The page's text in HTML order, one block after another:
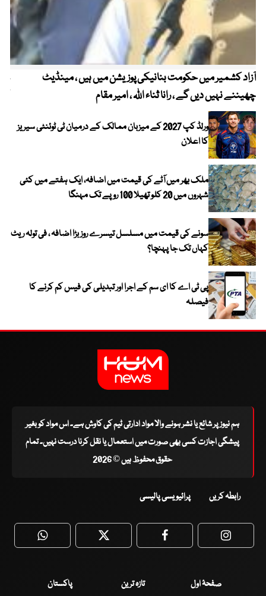
آزاد کشمیر میں حکومت بنانیکی پوزیشن میں ہیں ، مینڈیٹ
چھیننے نہیں دیں گے ، رانا ثناء اللہ ، امیر مقام
ورلڈ کپ 2027 کے میزبان ممالک کے درمیان ٹی ٹوئنٹی سیریز
کا اعلان
ملک بھر میں آٹے کی قیمت میں اضافہ، ایک ہفتے میں کئی
شہروں میں 20 کلو تھیلا 100 روپے تک مہنگا
سونے کی قیمت میں مسلسل تیسرے روز بڑا اضافہ ، فی تولہ ریٹ
کہاں تک جا پہنچا؟
پی ٹی اے کا ای سم کے اجرا اور تبدیلی کی فیس کم کرنے کا
فیصلہ
ہم نیوز پر شائع یا نشر ہونے والا مواد ادارتی ٹیم کی کاوش ہے۔ اس مواد کو بغیر
پیشگی اجازت کسی بھی صورت میں استعمال یا نقل کرنا درست نہیں۔ تمام
حقوق محفوظ ہیں © 2026
رابطہ کریں پرائیویسی پالیسی
WhatsApp Twitter Facebook
صفحۂ اول تازہ ترین
پاکستان